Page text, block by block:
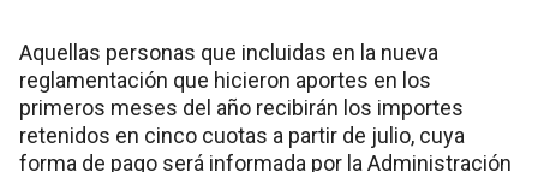
Aquellas personas que incluidas en la nueva
reglamentación que hicieron aportes en los
primeros meses del año recibirán los importes
retenidos en cinco cuotas a partir de julio, cuya
forma de pago será informada por la Administración